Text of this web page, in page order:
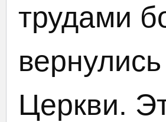
трудами
Церкви.